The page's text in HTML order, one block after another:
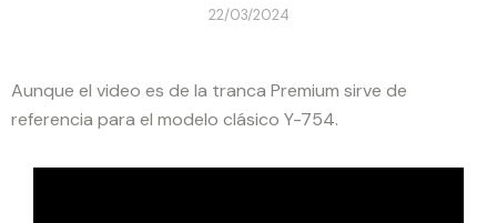
22/03/2024
Aunque el video es de la tranca Premium sirve de
referencia para el modelo clásico Y-754.